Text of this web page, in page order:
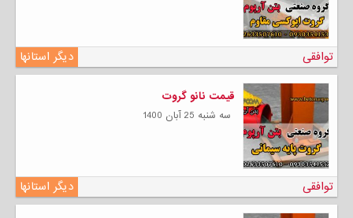
دیگر استانها توافقی
قیمت نانو گروت
سه شنبه 25 آبان 1400
دیگر استانها توافقی